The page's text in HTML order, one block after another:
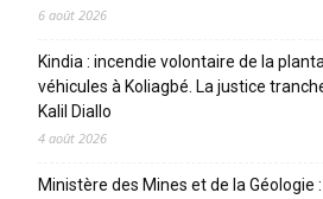
6 août 2026
Kindia : incendie volontaire de la
véhicules à Koliagbé. La justice
Kalil Diallo
4 août 2026
Ministère des Mines et de la